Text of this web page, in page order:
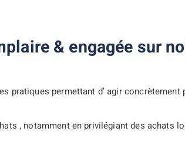
& engagée sur
pratiques permettant d’ agir
, notamment en privilégiant des achats